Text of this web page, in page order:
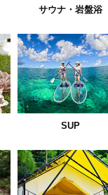
サウナ・岩盤浴
SUP